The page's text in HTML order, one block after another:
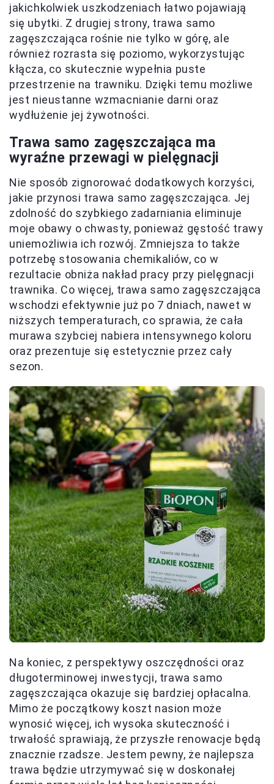
jakichkolwiek uszkodzeniach łatwo pojawiają
się ubytki. Z drugiej strony, trawa samo
zagęszczająca rośnie nie tylko w górę, ale
również rozrasta się poziomo, wykorzystując
kłącza, co skutecznie wypełnia puste
przestrzenie na trawniku. Dzięki temu możliwe
jest nieustanne wzmacnianie darni oraz
wydłużenie jej żywotności.
Trawa samo zagęszczająca ma
wyraźne przewagi w pielęgnacji
Nie sposób zignorować dodatkowych korzyści,
jakie przynosi trawa samo zagęszczająca. Jej
zdolność do szybkiego zadarniania eliminuje
moje obawy o chwasty, ponieważ gęstość trawy
uniemożliwia ich rozwój. Zmniejsza to także
potrzebę stosowania chemikaliów, co w
rezultacie obniża nakład pracy przy pielęgnacji
trawnika. Co więcej, trawa samo zagęszczająca
wschodzi efektywnie już po 7 dniach, nawet w
niższych temperaturach, co sprawia, że cała
murawa szybciej nabiera intensywnego koloru
oraz prezentuje się estetycznie przez cały
sezon.
Na koniec, z perspektywy oszczędności oraz
długoterminowej inwestycji, trawa samo
zagęszczająca okazuje się bardziej opłacalna.
Mimo że początkowy koszt nasion może
wynosić więcej, ich wysoka skuteczność i
trwałość sprawiają, że przyszłe renowacje będą
znacznie rzadsze. Jestem pewny, że najlepsza
trawa będzie utrzymywać się w doskonałej